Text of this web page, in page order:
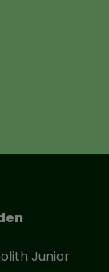
Junior